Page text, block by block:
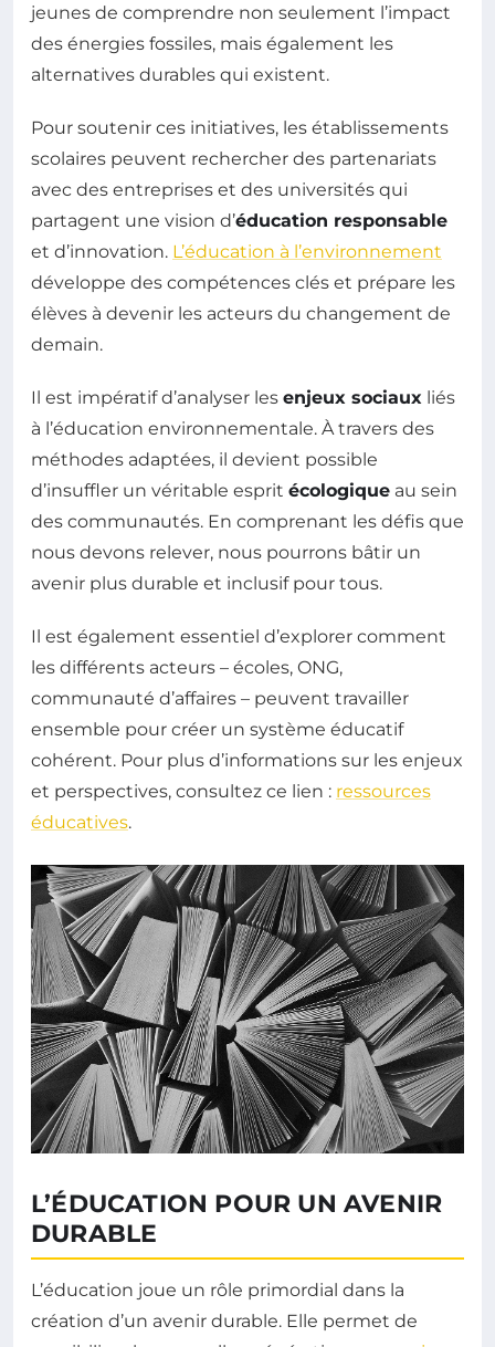
jeunes de comprendre non seulement l’impact
des énergies fossiles, mais également les
alternatives durables qui existent.
Pour soutenir ces initiatives, les établissements
scolaires peuvent rechercher des partenariats
avec des entreprises et des universités qui
partagent une vision d’éducation responsable
et d’innovation. L’éducation à l’environnement
développe des compétences clés et prépare les
élèves à devenir les acteurs du changement de
demain.
Il est impératif d’analyser les enjeux sociaux liés
à l’éducation environnementale. À travers des
méthodes adaptées, il devient possible
d’insuffler un véritable esprit écologique au sein
des communautés. En comprenant les défis que
nous devons relever, nous pourrons bâtir un
avenir plus durable et inclusif pour tous.
Il est également essentiel d’explorer comment
les différents acteurs – écoles, ONG,
communauté d’affaires – peuvent travailler
ensemble pour créer un système éducatif
cohérent. Pour plus d’informations sur les enjeux
et perspectives, consultez ce lien : ressources
éducatives.
L’ÉDUCATION POUR UN AVENIR
DURABLE
L’éducation joue un rôle primordial dans la
création d’un avenir durable. Elle permet de